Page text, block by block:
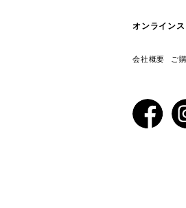
オンライン
会社概要 ご